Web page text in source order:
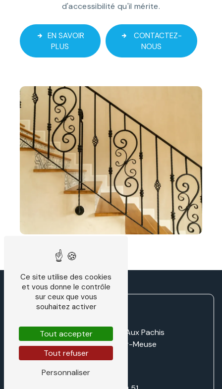
d'accessibilité qu'il mérite.
EN SAVOIR
PLUS
CONTACTEZ-
NOUS
Zone d'activité LD Aux Pachis
55220 Villers-sur-Meuse
Ce site utilise des cookies
et vous donne le contrôle
sur ceux que vous
souhaitez activer
Tout accepter
Tout refuser
Personnaliser